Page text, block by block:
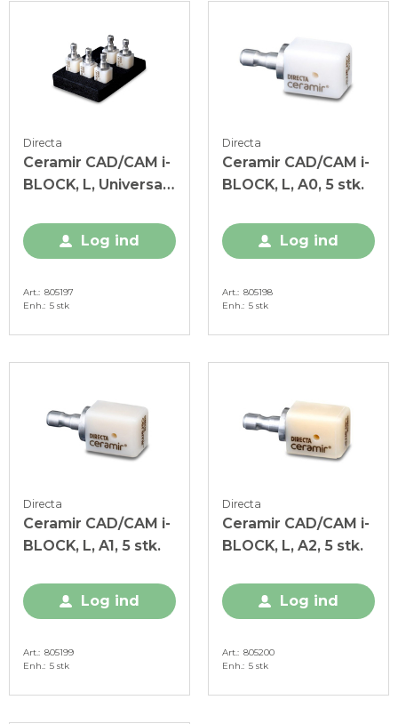
Directa
Ceramir CAD/CAM i-
BLOCK, L, Universal
Log ind
Art.
805197
Enh.
5 stk
Directa
Ceramir CAD/CAM i-
BLOCK, L, A0, 5 stk.
Log ind
Art.
805198
Enh.
5 stk
Directa
Ceramir CAD/CAM i-
BLOCK, L, A1, 5 stk.
Log ind
Art. 805199
Enh. 5 stk
Directa
Ceramir CAD/CAM i-
BLOCK, L, A2, 5 stk.
Log ind
Art. 805200
Enh. 5 stk